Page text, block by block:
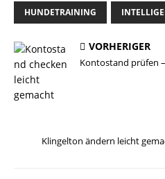
HUNDETRAINING
VORHERIGER
Kontostand prüfen
Klingelton ändern leicht